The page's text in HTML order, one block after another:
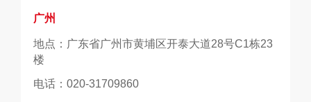
广州
地点：广东省广州市黄埔区开泰大道28号C1栋23
楼
电话：020-31709860
地点：河南省郑州市管城回族区中原金融产业园9
号楼10-11层
电话：0371-63316340
地点：江西省南昌市红谷滩区九龙湖大道VR产业
基地3号楼5层
电话：13732935166
地点：黑龙江省哈尔滨市南岗区红军街15号奥威
斯发展大厦23层F座
电话：13304515883
地点：吉林省长春市南关区人民大街10606东北亚
国际金融中心3号楼北门二层251
电话：13610720303
地点：沈阳市沈河区青年大街185-2号茂业中心20
层A1单元
电话：18102463118
地点：内蒙古呼和浩特赛罕区新华东街南万达广场
写字楼B座20层04、05号房间
电话：18515987921
地点：乌鲁木齐市水磨沟区浙商大厦4号楼3层306
室、307室
电话：0991-2202298
地点：银川市兴庆区上海东路619号中环大厦15A
层04号房
电话：18569918666
地点：青海省西宁城西区胜利路21号蓝宝石大酒
店19楼1905房屋
电话：18569918666
地点：甘肃省兰州市城关区天水中路3号盛达中心
C座15层1513室
电话：18569918666
地点：陕西省西安市高新区锦业路1号都市之门B
座10层1009室
电话：18066556626
地点：西藏拉萨市国际总部城第三栋1单元11层7
号房
电话：18721049368
地点：四川省成都市蜀锦路88号新中泰国际大厦A
座604
电话：18513517348
地点：重庆市渝中区化龙桥街道虎踞路68号15-1
＃、15-2＃、15-3＃、15-4＃
电话：18623559599
地点：贵州省贵阳市观山湖区林城西路摩根中心B
栋第13层办公室四、办公室五
电话：0851-86798381
地点：云南省昆明市官渡区珥季路大都二期1号写
字楼903室
电话：13378719318
地点：山西省太原市小店区龙城大街111号中海商
务中心A座09层06单元
电话：18595515666
地点：河北省石家庄市长安区平安北大街7号安兴
城市广场A座2403室
电话：18515987921
地点：山东省济南市中国(山东)自由贸易试验区济
南片区经十东路8000号龙奥金座2-701
电话：13205315136
地点：安徽省合肥市包河区金融港B2-910室
电话：18362094721
邮编：230051
地点：江苏省南京市雨花台区西善桥街道七贤街
18号中海雨花中心17楼
电话：13770996393
地点：湖北省武汉市武昌区汉街国际总部F座1201
电话：15380904072
邮编：430062
地点：浙江省杭州市萧山区城厢街道金城路39号
紫橙国际商务中心2号楼19楼1903室
电话：13819141549
地点：福建省福州市鼓楼区五四路159号世界金龙
大厦27层B2单元
电话：18059801998
地点：广西南宁市良庆区平乐大道15号五象绿地
中心1号楼1210号房
电话：0771-3390869
地点：海南省海口市美兰区国兴大道15A号全球贸
易之窗大厦九层9001A
电话：0898-65341036
地点：广东省深圳市南山区粤海街道科技园社区科
发路3号中电长城大厦A-2501
电话：0755-86951670
地点：厦门市思明区湖滨北路106号226室
电话：18059801998
邮编：361013